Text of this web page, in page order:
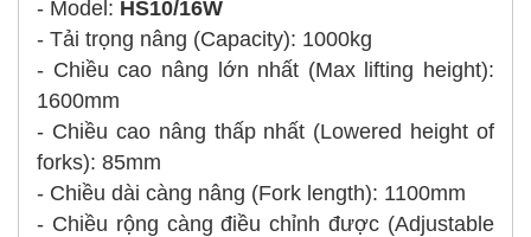
- Model: HS10/16W
- Tải trọng nâng (Capacity): 1000kg
- Chiều cao nâng lớn nhất (Max lifting height):
1600mm
- Chiều cao nâng thấp nhất (Lowered height of
forks): 85mm
- Chiều dài càng nâng (Fork length): 1100mm
- Chiều rộng càng điều chỉnh được (Adjustable